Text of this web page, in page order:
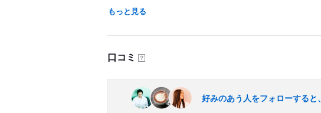
もっと見る
口コミ ？
好みのあう人をフォローすると